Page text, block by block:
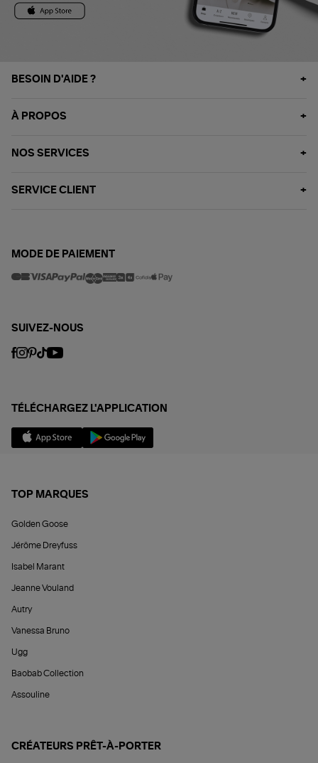
BESOIN D'AIDE ?
À PROPOS
NOS SERVICES
SERVICE CLIENT
MODE DE PAIEMENT
SUIVEZ-NOUS
TÉLÉCHARGEZ L'APPLICATION
TOP MARQUES
Golden Goose
Jérôme Dreyfuss
Isabel Marant
Jeanne Vouland
Autry
Vanessa Bruno
Ugg
Baobab Collection
Assouline
CRÉATEURS PRÊT-À-PORTER